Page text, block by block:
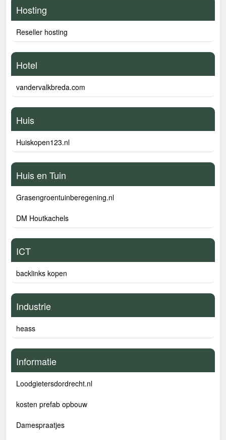
Hosting
Reseller hosting
Hotel
vandervalkbreda.com
Huis
Huiskopen123.nl
Huis en Tuin
Grasengroentuinberegening.nl
DM Houtkachels
ICT
backlinks kopen
Industrie
heass
Informatie
Loodgietersdordrecht.nl
kosten prefab opbouw
Damespraatjes